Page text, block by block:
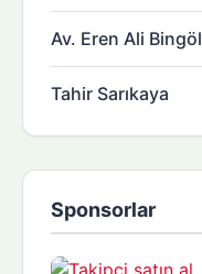
Av. Eren Ali Bingöl
Tahir Sarıkaya
Sponsorlar